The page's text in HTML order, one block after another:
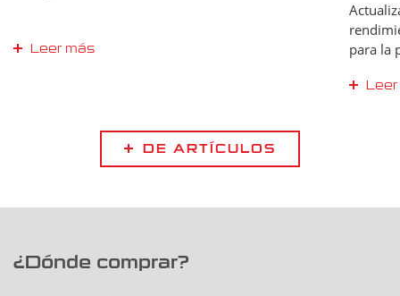
Leer más
para la
DE ARTÍCULOS
¿Dónde comprar?